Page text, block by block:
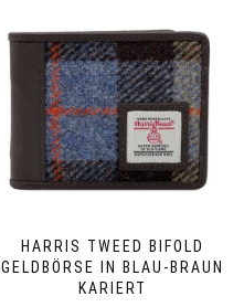
HARRIS TWEED BIFOLD
GELDBÖRSE IN BLAU-BRAUN
KARIERT